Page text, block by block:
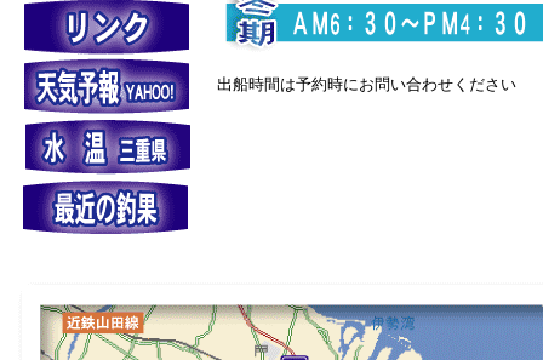
出船時間は予約時にお問い合わせください